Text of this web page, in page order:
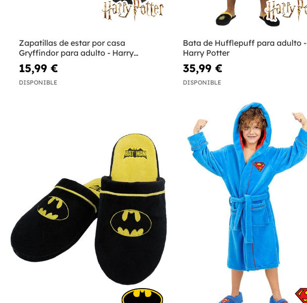
Zapatillas de estar por casa
Gryffindor para adulto - Harry
Potter
15,99 €
DISPONIBLE
Bata de Hufflepuff para adulto -
Harry Potter
35,99 €
DISPONIBLE